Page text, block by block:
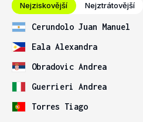
Nejziskovější Nejztrátovější
Cerundolo Juan Manuel
Eala Alexandra
Obradovic Andrea
Guerrieri Andrea
Torres Tiago